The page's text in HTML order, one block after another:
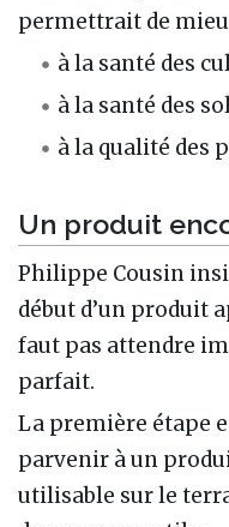
permettrait de
à la santé des
à la santé des
à la qualité des
Un produit
Philippe Cousin
début d’un produit
faut pas attendre
parfait.
La première étape
parvenir à un
utilisable sur le